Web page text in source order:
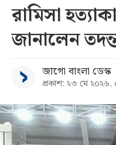
সর্বশেষ
বিভাগ
আর্কাইভ
রামিসা
জানালেন
জাগো বাংলা ডেস্ক
প্রকাশ: ২৩ মে ২০২৬,